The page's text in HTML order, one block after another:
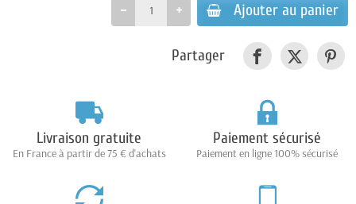
Ajouter au panier
Partager
Livraison gratuite
En France à partir de 75 € d'achats
Paiement sécurisé
Paiement en ligne 100% sécurisé